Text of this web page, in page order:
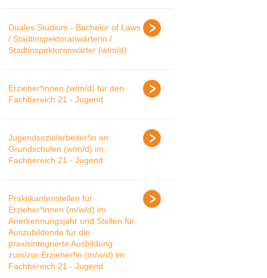
Duales Studium - Bachelor of Laws
/ Stadtinspektoranwärterin /
Stadtinspektoranwärter (w/m/d)
Erzieher*innen (w/m/d) für den
Fachbereich 21 - Jugend
Jugendsozialarbeiter*in an
Grundschulen (w/m/d) im
Fachbereich 21 - Jugend
Praktikantenstellen für
Erzieher*innen (m/w/d) im
Anerkennungsjahr und Stellen für
Auszubildende für die
praxisintegrierte Ausbildung
zum/zur Erzieher*in (m/w/d) im
Fachbereich 21 - Jugend